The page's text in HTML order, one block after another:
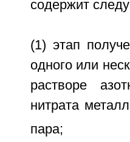
содержит
(1) этап
одного или
растворе
нитрата
пара;